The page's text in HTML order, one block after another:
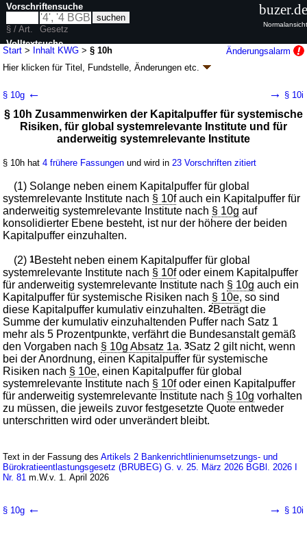
Start > Inhalt KWG >§ 10h
Änderungsalarm
Hier klicken fürTitel, Fundstelle, Änderungen etc.
Artikel 9G. v. 12.05.2026BGBl. 2026 I Nr. 139
Geltung ab 01.07.1985; FNA: 7610-1Aufsichtsrechtliche Vorschriften
139 weitere Fassungen | wird in 1722 Vorschriften zitiert
Zweiter Abschnitt Vorschriften für Institute,
Institutsgruppen, Finanzholding-Gruppen, gemischte
Finanzholding-Gruppen und gemischte
Holdinggesellschaften
1. Eigenmittel und Liquidität
§ 10g ← → § 10i
§ 10h Zusammenwirken der Kapitalpuffer für systemische
Risiken, für global systemrelevante Institute und für
anderweitig systemrelevante Institute
§ 10h hat4 frühere Fassungen und wird in 23 Vorschriften zitiert
(1) Solange neben einem Kapitalpuffer für global
systemrelevante Institute nach § 10fauch ein Kapitalpuffer für
anderweitig systemrelevante Institute nach § 10g auf
konsolidierter Ebene besteht, ist nur der höhere der beiden
Kapitalpuffer einzuhalten.
(2)1Besteht neben einem Kapitalpuffer für global
systemrelevante Institute nach § 10foder einem Kapitalpuffer
für anderweitig systemrelevante Institute nach § 10g auch ein
Kapitalpuffer für systemische Risiken nach § 10e, so sind
diese Kapitalpuffer kumulativ einzuhalten.2Beträgt die
Summe der kumulativ einzuhaltenden Puffer nach Satz 1
mehr als 5 Prozentpunkte, verfährt die Bundesanstalt gemäß
den Vorgaben nach § 10g Absatz 1a.3Satz 2 gilt nicht, wenn
bei der Anordnung, einen Kapitalpuffer für systemische
Risiken nach § 10e, einen Kapitalpuffer für global
systemrelevante Institute nach § 10foder einen Kapitalpuffer
für anderweitig systemrelevante Institute nach § 10g vorhalten
zu müssen, die jeweils zuvor festgesetzte Quote entweder
unterschritten wird oder unverändert bleibt.
Text in der Fassung desArtikels 2 Bankenrichtlinienumsetzungs- und
Bürokratieentlastungsgesetz (BRUBEG) G. v. 25. März 2026 BGBl. 2026 I
Nr. 81 m.W.v. 1. April 2026
§ 10g ← → § 10i
Vorschriftensuche
§ / Art.
Gesetz
Volltextsuche
nur in KWG
buzer.de
Normalansicht